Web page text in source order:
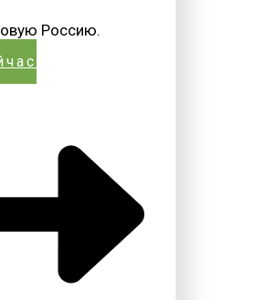
Россию.